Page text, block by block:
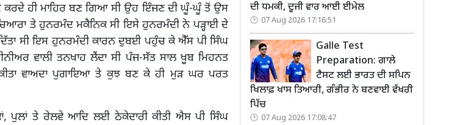
ਕਰਦੇ ਹੀ ਮਾਹਿਰ ਬਣ ਗਿਆ ਸੀ ਉਹ ਇੰਜਣ ਦੀ ਘੂੰ-ਘੂੰ ਤੋਂ ਉਸ
ਤੇ ਹੁਨਰਮੰਦ ਮਕੈਨਿਕ ਸੀ ਇਸੇ ਹੁਨਰਮੰਦੀ ਨੇ ਪੜ੍ਹਾਈ ਦੇ
ਸੀ ਇਸ ਹੁਨਰਮੰਦੀ ਕਾਰਨ ਦੁਬਈ ਪਹੁੰਚ ਕੇ ਐੱਸ ਪੀ ਸਿੰਘ
ਵਾਲੀ ਤਨਖਾਹ ਲੈਂਦਾ ਸੀ ਪੰਜ-ਸੱਤ ਸਾਲ ਖੂਬ ਮਿਹਨਤ
ਵਾਅਦਾ ਪੁਗਾਇਆ ਤੇ ਕੁਝ ਬਣ ਕੇ ਹੀ ਮੁੜ ਘਰ ਪਰਤ
ਪੁਲਾਂ ਤੇ ਰੇਲਵੇ ਆਦਿ ਲਈ ਠੇਕੇਦਾਰੀ ਕੀਤੀ ਐਸ ਪੀ ਸਿੰਘ
ਦੀ ਧਮਕੀ, ਦੂਜੀ ਵਾਰ ਆਈ ਈਮੇਲ
07 Aug 2026 17:16:51
Galle Test
Preparation: ਗਾਲੇ
ਟੈਸਟ ਲਈ ਭਾਰਤ ਦੀ ਸਪਿਨ
ਖਿਲਾਫ਼ ਖਾਸ ਤਿਆਰੀ, ਗੰਭੀਰ ਨੇ ਬਣਵਾਈ ਵੱਖਰੀ
ਪਿੱਚ
07 Aug 2026 17:08:47